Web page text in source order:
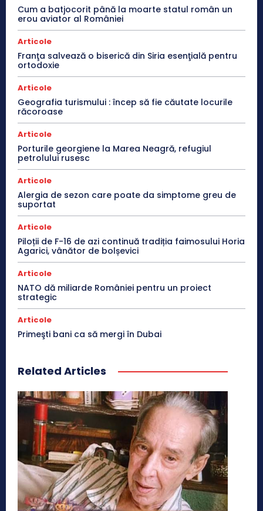
Cum a batjocorit până la moarte statul român un
erou aviator al României
Articole
Franţa salvează o biserică din Siria esenţială pentru
ortodoxie
Articole
Geografia turismului : încep să fie căutate locurile
răcoroase
Articole
Porturile georgiene la Marea Neagră, refugiul
petrolului rusesc
Articole
Alergia de sezon care poate da simptome greu de
suportat
Articole
Piloții de F-16 de azi continuă tradiția faimosului Horia
Agarici, vânător de bolșevici
Articole
NATO dă miliarde României pentru un proiect
strategic
Articole
Primeşti bani ca să mergi în Dubai
Related Articles